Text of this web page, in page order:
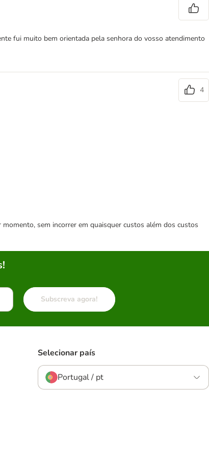
fui muito bem orientada pela senhora do vosso atendimento
4
sem incorrer em quaisquer custos além dos custos
Subscreva agora!
Selecionar país
Portugal / pt